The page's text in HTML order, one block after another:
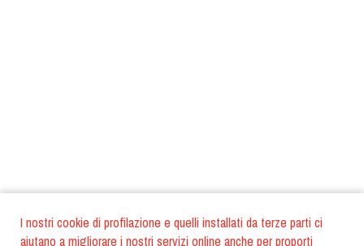
I nostri cookie di profilazione e quelli installati da terze parti ci
aiutano a migliorare i nostri servizi online anche per proporti